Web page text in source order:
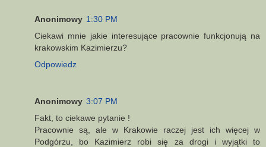
Anonimowy 1:30 PM
Ciekawi mnie jakie interesujące pracownie funkcjonują na
krakowskim Kazimierzu?
Odpowiedz
Anonimowy 3:07 PM
Fakt, to ciekawe pytanie !
Pracownie są, ale w Krakowie raczej jest ich więcej w
Podgórzu, bo Kazimierz robi się za drogi i wyjątki to